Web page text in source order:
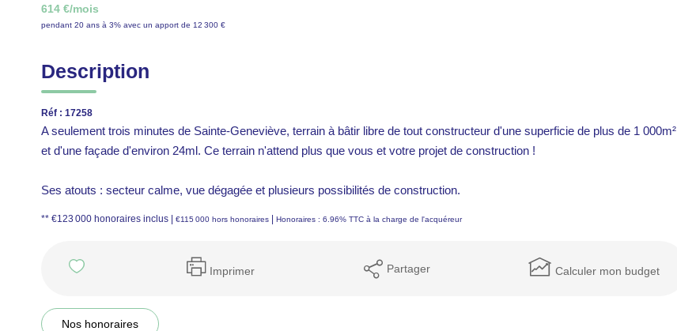
614 €/mois
pendant 20 ans à 3% avec un apport de 12 300 €
Description
Réf : 17258
A seulement trois minutes de Sainte-Geneviève, terrain à bâtir libre de tout constructeur d'une superficie de plus de 1 000m²
et d'une façade d'environ 24ml. Ce terrain n'attend plus que vous et votre projet de construction !
Ses atouts : secteur calme, vue dégagée et plusieurs possibilités de construction.
** €123 000 honoraires inclus €115 000 hors honoraires Honoraires : 6.96% TTC à la charge de l'acquéreur
Imprimer Partager Calculer mon budget
Nos honoraires